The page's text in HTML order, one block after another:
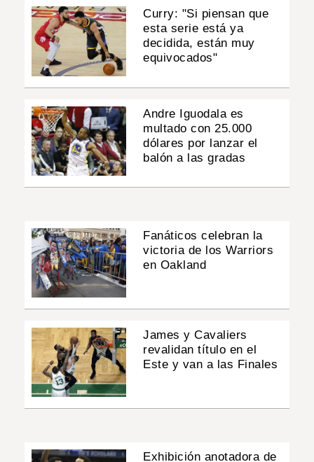
Curry: "Si piensan que
esta serie está ya
decidida, están muy
equivocados"
Andre Iguodala es
multado con 25.000
dólares por lanzar el
balón a las gradas
Fanáticos celebran la
victoria de los Warriors
en Oakland
James y Cavaliers
revalidan título en el
Este y van a las Finales
Exhibición anotadora de